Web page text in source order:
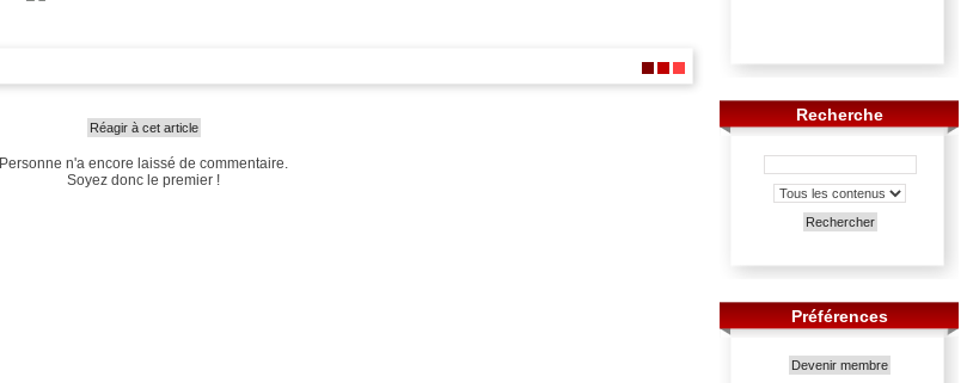
Réagir à cet article
Personne n'a encore laissé de commentaire.
Soyez donc le premier !
Recherche
Rechercher
Préférences
Devenir membre